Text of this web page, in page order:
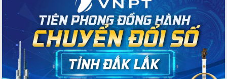
Đoàn đại biểu Quốc hội tỉnh Đắk Lắk
trao đổi thông tin trước Kỳ họp thứ
nhất, Quốc hội khóa XVI
Quyết liệt cải cách hành chính, khơi
thông nguồn lực phát triển
Nâng cao hiệu lực, hiệu quả HĐND
tỉnh thông qua hiện đại hóa hành chính